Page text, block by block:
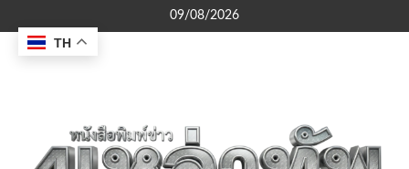
to
content
09/08/2026
TH